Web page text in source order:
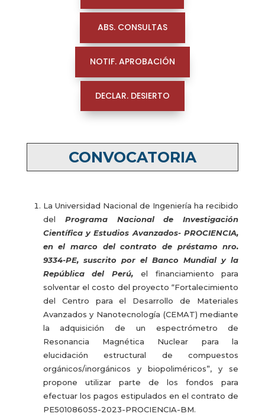
ABS. CONSULTAS
NOTIF. APROBACIÓN
DECLAR. DESIERTO
CONVOCATORIA
La Universidad Nacional de Ingeniería ha recibido
del Programa Nacional de Investigación
Científica y Estudios Avanzados- PROCIENCIA,
en el marco del contrato de préstamo nro.
9334-PE, suscrito por el Banco Mundial y la
República del Perú, el financiamiento para
solventar el costo del proyecto “Fortalecimiento
del Centro para el Desarrollo de Materiales
Avanzados y Nanotecnología (CEMAT) mediante
la adquisición de un espectrómetro de
Resonancia Magnética Nuclear para la
elucidación estructural de compuestos
orgánicos/inorgánicos y biopoliméricos”, y se
propone utilizar parte de los fondos para
efectuar los pagos estipulados en el contrato de
PE501086055-2023-PROCIENCIA-BM.